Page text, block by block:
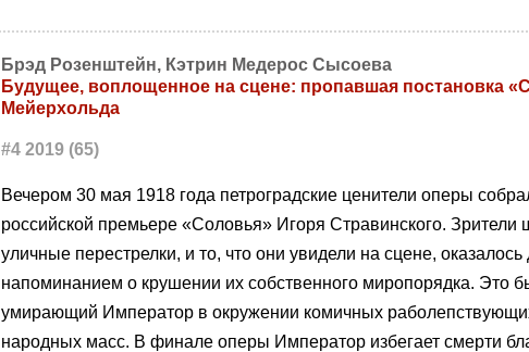
Брэд Розенштейн, Кэтрин Медерос Сысоева
Будущее, воплощенное на сцене: пропавшая постановка
Мейерхольда
#4 2019 (65)
Вечером 30 мая 1918 года петроградские ценители оперы
российской премьере «Соловья» Игоря Стравинского. Зрители
уличные перестрелки, и то, что они увидели на сцене,
напоминанием о крушении их собственного миропорядка. Это
умирающий Император в окружении комичных
народных масс. В финале оперы Император избегает смерти